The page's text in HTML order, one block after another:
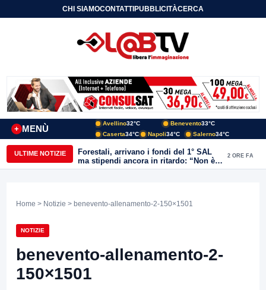
CHI SIAMOCONTATTIPUBBLICITÀCERCA
MENÙ
+
Avellino32°C Benevento33°C
Caserta34°C Napoli34°C Salerno34°C
ULTIME NOTIZIE
Forestali, arrivano i fondi del 1° SAL
ma stipendi ancora in ritardo: “Non è
più sostenibile”
2 ORE FA
Home > Notizie > benevento-allenamento-2-150×1501
NOTIZIE
benevento-allenamento-2-
150×1501